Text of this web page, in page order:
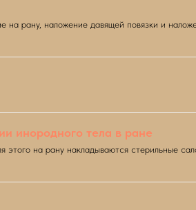
рану, наложение давящей повязки и
инородного тела в ране
на рану накладываются стерильные